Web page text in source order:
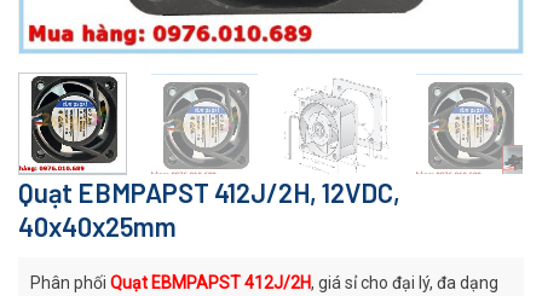
Quạt EBMPAPST 412J/2H, 12VDC,
40x40x25mm
Phân phối Quạt EBMPAPST 412J/2H, giá sỉ cho đại lý, đa dạng